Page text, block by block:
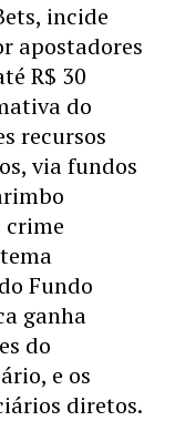
incide
apostadores
R$ 30
do
recursos
via fundos
crime
Fundo
ganha
do
e os
diretos.